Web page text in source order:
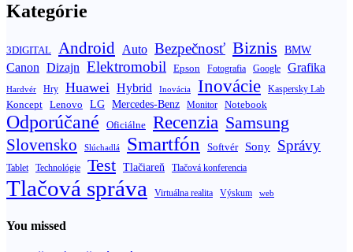
Kategórie
3DIGITAL Android Auto Bezpečnosť Biznis BMW
Canon Dizajn Elektromobil Epson Fotografia Google Grafika
Hardvér Hry Huawei Hybrid Inovácia Inovácie Kaspersky Lab
Koncept Lenovo LG Mercedes-Benz Monitor Notebook
Odporúčané Oficiálne Recenzia Samsung
Slovensko Slúchadlá Smartfón Softvér Sony Správy
Tablet Technológie Test Tlačiareň Tlačová konferencia
Tlačová správa Virtuálna realita Výskum web
You missed